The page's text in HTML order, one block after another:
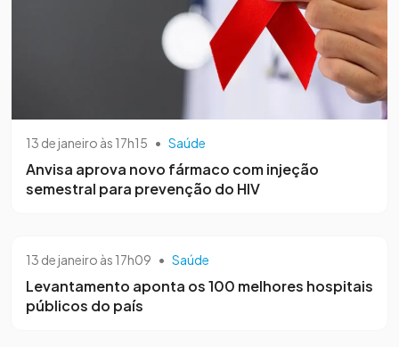
13 de janeiro às 17h15 • Saúde
Anvisa aprova novo fármaco com injeção
semestral para prevenção do HIV
13 de janeiro às 17h09 • Saúde
Levantamento aponta os 100 melhores hospitais
públicos do país